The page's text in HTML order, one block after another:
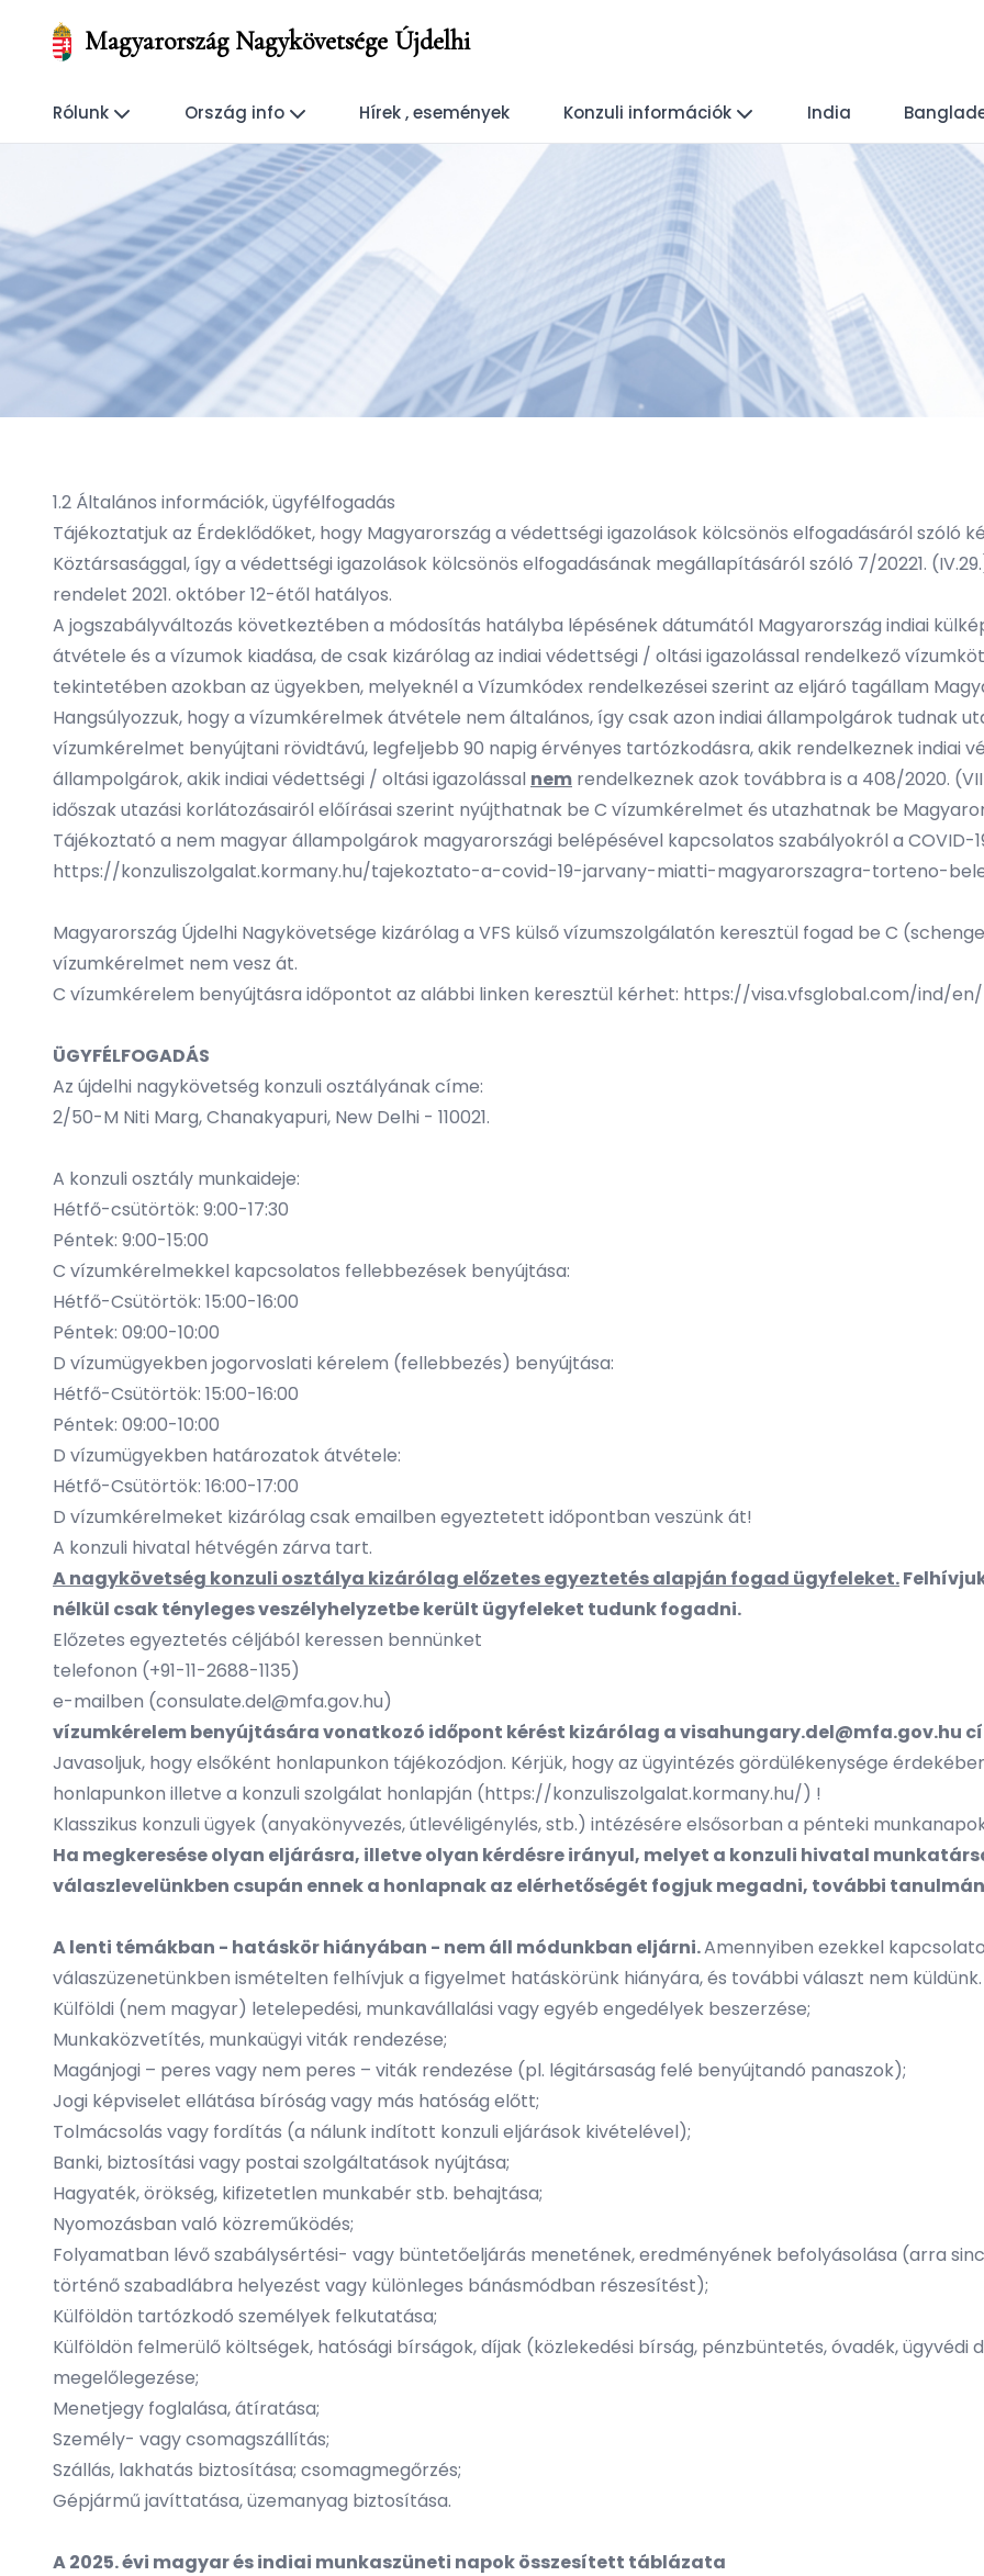
Magyarország Nagykövetsége Újdelhi
Rólunk Ország info Hírek , események Konzuli információk India
1.2 Általános információk, ügyfélfogadás
Tájékoztatjuk az Érdeklődőket, hogy Magyarország a védettségi igazolások kölcsönös elfogadásáról szóló
Köztársasággal, így a védettségi igazolások kölcsönös elfogadásának megállapításáról szóló 7/20221.
rendelet 2021. október 12-étől hatályos.
A jogszabályváltozás következtében a módosítás hatályba lépésének dátumától Magyarország indiai
átvétele és a vízumok kiadása, de csak kizárólag az indiai védettségi / oltási igazolással rendelkező
tekintetében azokban az ügyekben, melyeknél a Vízumkódex rendelkezései szerint az eljáró tagállam
Hangsúlyozzuk, hogy a vízumkérelmek átvétele nem általános, így csak azon indiai állampolgárok tudnak
vízumkérelmet benyújtani rövidtávú, legfeljebb 90 napig érvényes tartózkodásra, akik rendelkeznek indiai
állampolgárok, akik indiai védettségi / oltási igazolással nem rendelkeznek azok továbbra is a 408/2020.
időszak utazási korlátozásairól előírásai szerint nyújthatnak be C vízumkérelmet és utazhatnak be
Tájékoztató a nem magyar állampolgárok magyarországi belépésével kapcsolatos szabályokról a COVID-
https://konzuliszolgalat.kormany.hu/tajekoztato-a-covid-19-jarvany-miatti-magyarorszagra-torteno-
Magyarország Újdelhi Nagykövetsége kizárólag a VFS külső vízumszolgálatón keresztül fogad be C
vízumkérelmet nem vesz át.
C vízumkérelem benyújtásra időpontot az alábbi linken keresztül kérhet: https://visa.vfsglobal.com/ind/
ÜGYFÉLFOGADÁS
Az újdelhi nagykövetség konzuli osztályának címe:
2/50-M Niti Marg, Chanakyapuri, New Delhi - 110021.
A konzuli osztály munkaideje:
Hétfő-csütörtök: 9:00-17:30
Péntek: 9:00-15:00
C vízumkérelmekkel kapcsolatos fellebbezések benyújtása:
Hétfő-Csütörtök: 15:00-16:00
Péntek: 09:00-10:00
D vízumügyekben jogorvoslati kérelem (fellebbezés) benyújtása:
Hétfő-Csütörtök: 15:00-16:00
Péntek: 09:00-10:00
D vízumügyekben határozatok átvétele:
Hétfő-Csütörtök: 16:00-17:00
D vízumkérelmeket kizárólag csak emailben egyeztetett időpontban veszünk át!
A konzuli hivatal hétvégén zárva tart.
A nagykövetség konzuli osztálya kizárólag előzetes egyeztetés alapján fogad ügyfeleket.
nélkül csak tényleges veszélyhelyzetbe került ügyfeleket tudunk fogadni.
Előzetes egyeztetés céljából keressen bennünket
telefonon (+91-11-2688-1135)
e-mailben (consulate.del@mfa.gov.hu)
vízumkérelem benyújtására vonatkozó időpont kérést kizárólag avisahungary.del@mfa.gov.hu
Javasoljuk, hogy elsőként honlapunkon tájékozódjon. Kérjük, hogy az ügyintézés gördülékenysége
honlapunkon illetve a konzuli szolgálat honlapján (https://konzuliszolgalat.kormany.hu/) !
Klasszikus konzuli ügyek (anyakönyvezés, útlevéligénylés, stb.) intézésére elsősorban a pénteki
Ha megkeresése olyan eljárásra, illetve olyan kérdésre irányul, melyet a konzuli hivatal
válaszlevelünkben csupán ennek a honlapnak az elérhetőségét fogjuk megadni, további
A lenti témákban - hatáskör hiányában - nem áll módunkban eljárni.Amennyiben ezekkel
válaszüzenetünkben ismételten felhívjuk a figyelmet hatáskörünk hiányára, és további választ nem küldünk.
Külföldi (nem magyar) letelepedési, munkavállalási vagy egyéb engedélyek beszerzése;
Munkaközvetítés, munkaügyi viták rendezése;
Magánjogi – peres vagy nem peres – viták rendezése (pl. légitársaság felé benyújtandó panaszok);
Jogi képviselet ellátása bíróság vagy más hatóság előtt;
Tolmácsolás vagy fordítás (a nálunk indított konzuli eljárások kivételével);
Banki, biztosítási vagy postai szolgáltatások nyújtása;
Hagyaték, örökség, kifizetetlen munkabér stb. behajtása;
Nyomozásban való közreműködés;
Folyamatban lévő szabálysértési- vagy büntetőeljárás menetének, eredményének befolyásolása (arra
történő szabadlábra helyezést vagy különleges bánásmódban részesítést);
Külföldön tartózkodó személyek felkutatása;
Külföldön felmerülő költségek, hatósági bírságok, díjak (közlekedési bírság, pénzbüntetés, óvadék, ügyvédi
megelőlegezése;
Menetjegy foglalása, átíratása;
Személy- vagy csomagszállítás;
Szállás, lakhatás biztosítása; csomagmegőrzés;
Gépjármű javíttatása, üzemanyag biztosítása.
A 2025. évi magyar és indiai munkaszüneti napok összesített táblázata